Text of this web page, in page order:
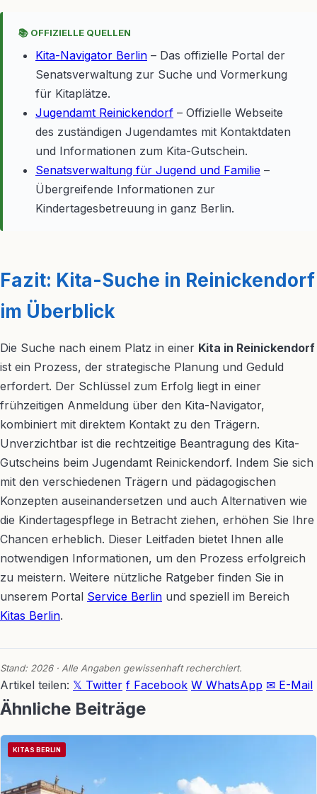
📚 OFFIZIELLE QUELLEN
Kita-Navigator Berlin – Das offizielle Portal der
Senatsverwaltung zur Suche und Vormerkung
für Kitaplätze.
Jugendamt Reinickendorf – Offizielle Webseite
des zuständigen Jugendamtes mit Kontaktdaten
und Informationen zum Kita-Gutschein.
Senatsverwaltung für Jugend und Familie –
Übergreifende Informationen zur
Kindertagesbetreuung in ganz Berlin.
Fazit: Kita-Suche in Reinickendorf
im Überblick
Die Suche nach einem Platz in einer Kita in Reinickendorf
ist ein Prozess, der strategische Planung und Geduld
erfordert. Der Schlüssel zum Erfolg liegt in einer
frühzeitigen Anmeldung über den Kita-Navigator,
kombiniert mit direktem Kontakt zu den Trägern.
Unverzichtbar ist die rechtzeitige Beantragung des Kita-
Gutscheins beim Jugendamt Reinickendorf. Indem Sie sich
mit den verschiedenen Trägern und pädagogischen
Konzepten auseinandersetzen und auch Alternativen wie
die Kindertagespflege in Betracht ziehen, erhöhen Sie Ihre
Chancen erheblich. Dieser Leitfaden bietet Ihnen alle
notwendigen Informationen, um den Prozess erfolgreich
zu meistern. Weitere nützliche Ratgeber finden Sie in
unserem Portal Service Berlin und speziell im Bereich
Kitas Berlin.
Stand: 2026 · Alle Angaben gewissenhaft recherchiert.
Artikel teilen: 𝕏 Twitter f Facebook W WhatsApp ✉ E-Mail
Ähnliche Beiträge
KITAS BERLIN